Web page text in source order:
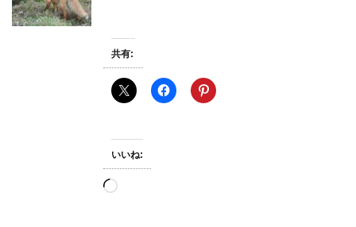
共有:
いいね:
読